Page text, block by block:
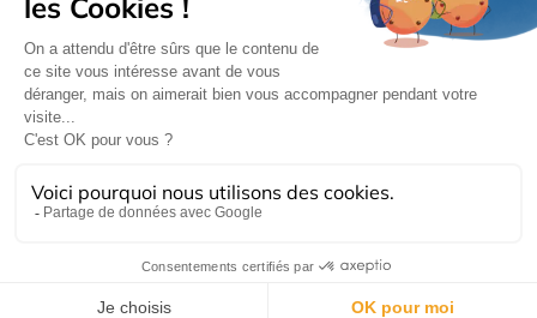
de ventes| © Hydrodis 2003-2026. Tous droits réservés